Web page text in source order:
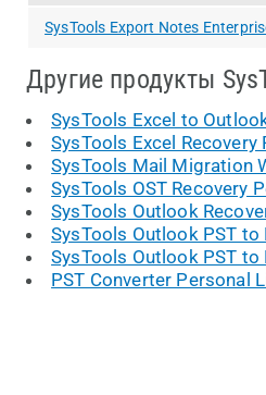
SysTools Export Notes
Другие продукты
SysTools Excel to
SysTools Excel Recovery
SysTools Mail Migration
SysTools OST Recovery
SysTools Outlook
SysTools Outlook PST to
SysTools Outlook PST to
PST Converter Personal